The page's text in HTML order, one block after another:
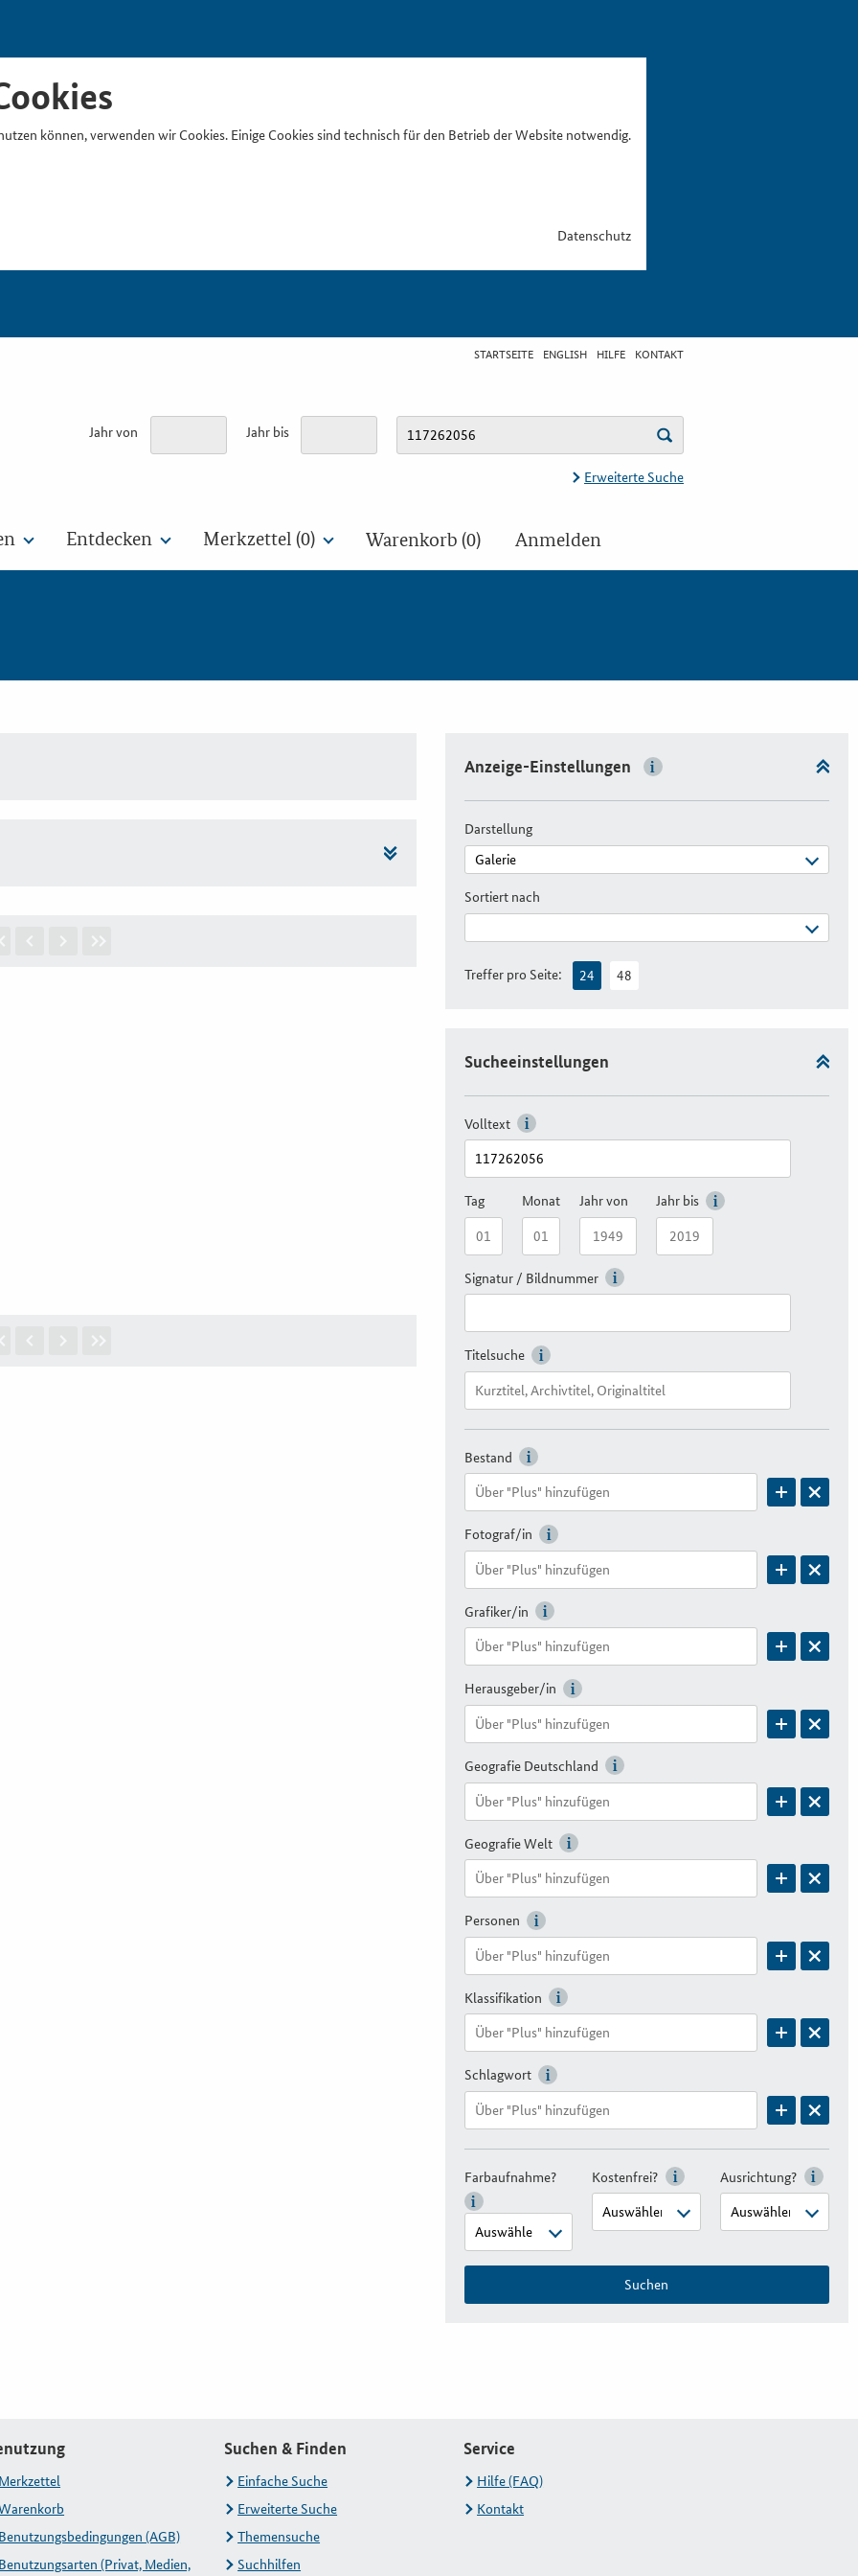
können, verwenden wir Cookies. Einige Cookies sind technisch für den Betrieb der Website notwendig.
Datenschutz
STARTSEITE ENGLISH HILFE KONTAKT
Jahr von Jahr bis
Erweiterte Suche
Entdecken Merkzettel (0) Warenkorb (0) Anmelden
Anzeige-Einstellungen
Darstellung
Sortiert nach
Treffer pro Seite: 24 48
Sucheeinstellungen
Volltext
Tag Monat Jahr von Jahr bis
Signatur / Bildnummer
Titelsuche
Bestand
Fotograf/in
Grafiker/in
Herausgeber/in
Geografie Deutschland
Geografie Welt
Personen
Klassifikation
Schlagwort
Farbaufnahme? Kostenfrei? Ausrichtung?
Suchen
Merkzettel
Benutzungsbedingungen (AGB)
Benutzungsarten (Privat, Medien,
Suchen & Finden
Einfache Suche
Erweiterte Suche
Themensuche
Suchhilfen
Service
Hilfe (FAQ)
Kontakt